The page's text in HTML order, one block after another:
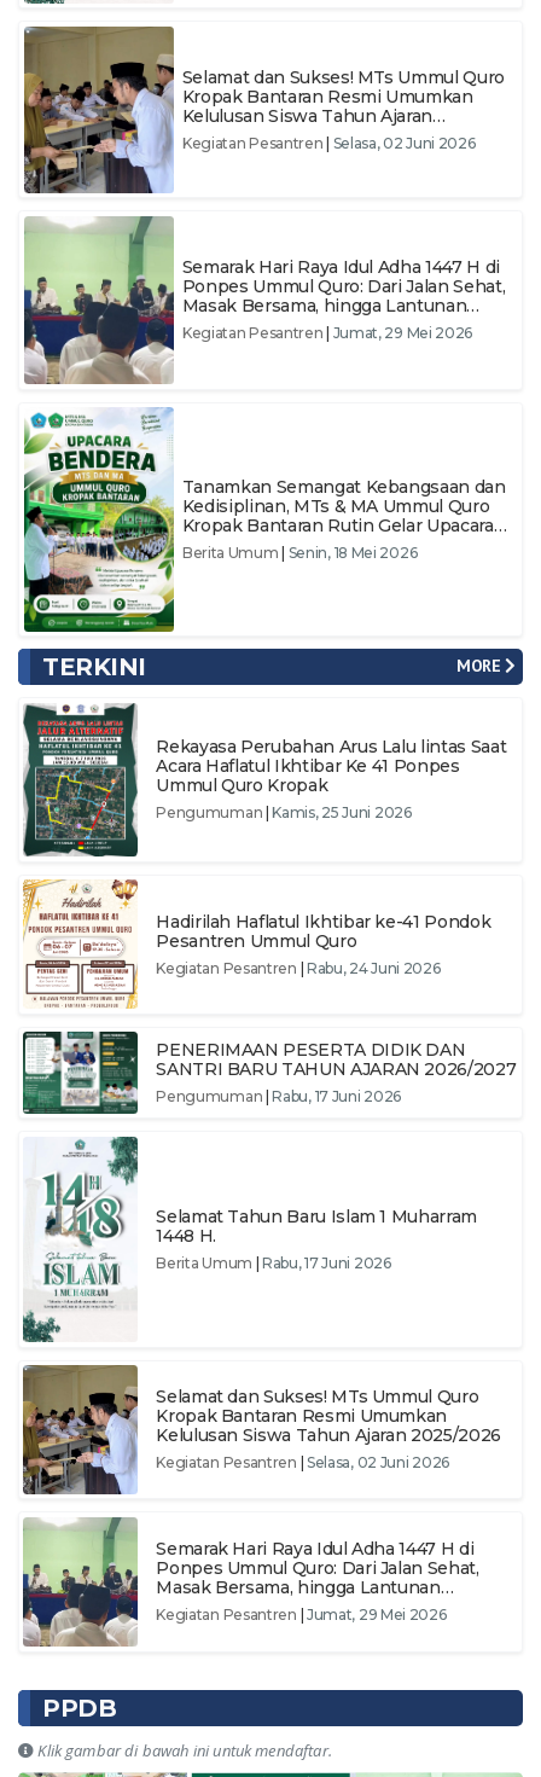
Selamat dan Sukses! MTs Ummul Quro
Kropak Bantaran Resmi Umumkan
Kelulusan Siswa Tahun Ajaran
2025/2026
Kegiatan Pesantren | Selasa, 02 Juni 2026
​Semarak Hari Raya Idul Adha 1447 H di
Ponpes Ummul Quro: Dari Jalan Sehat,
Masak Bersama, hingga Lantunan
Sholawat
Kegiatan Pesantren Jumat, 29 Mei 2026
Tanamkan Semangat Kebangsaan dan
Kedisiplinan, MTs & MA Ummul Quro
Kropak Bantaran Rutin Gelar Upacara
Bendera Setiap Senin
Berita Umum Senin, 18 Mei 2026
TERKINI MORE
Rekayasa Perubahan Arus Lalu lintas Saat
Acara Haflatul Ikhtibar Ke 41 Ponpes
Ummul Quro Kropak
Pengumuman |Kamis, 25 Juni 2026
Hadirilah Haflatul Ikhtibar ke-41 Pondok
Pesantren Ummul Quro
Kegiatan Pesantren | Rabu, 24 Juni 2026
PENERIMAAN PESERTA DIDIK DAN
SANTRI BARU TAHUN AJARAN 2026/2027
Pengumuman |Rabu, 17 Juni 2026
Selamat Tahun Baru Islam 1 Muharram
1448 H.
Berita Umum |Rabu, 17 Juni 2026
Selamat dan Sukses! MTs Ummul Quro
Kropak Bantaran Resmi Umumkan
Kelulusan Siswa Tahun Ajaran 2025/2026
Kegiatan Pesantren Selasa, 02 Juni 2026
​Semarak Hari Raya Idul Adha 1447 H di
Ponpes Ummul Quro: Dari Jalan Sehat,
Masak Bersama, hingga Lantunan
Sholawat
Kegiatan Pesantren Jumat, 29 Mei 2026
PPDB
Klik gambar di bawah ini untuk mendaftar.